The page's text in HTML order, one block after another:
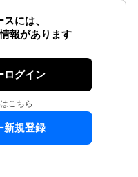
には、
報があります
ログイン
こちら
新規登録